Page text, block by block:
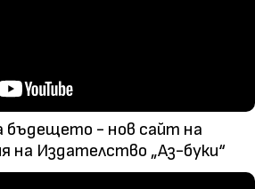
бъдещето - нов сайт на
на Издателство „Аз-буки“